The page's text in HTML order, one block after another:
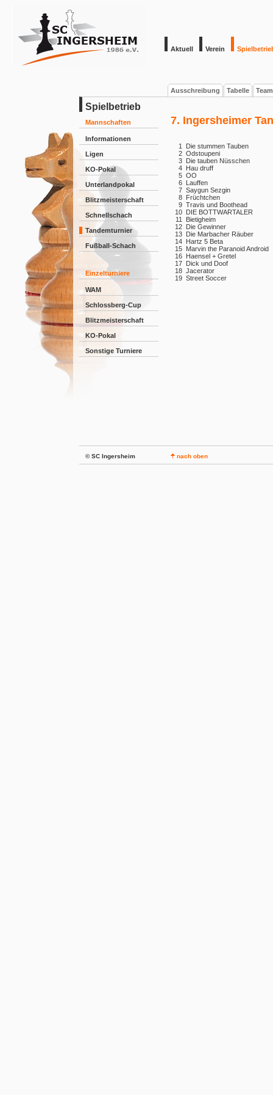
Aktuell Verein
Ausschreibung Tabelle
Spielbetrieb
Mannschaften
Informationen
Ligen
KO-Pokal
Unterlandpokal
Blitzmeisterschaft
Schnellschach
Tandemturnier
Fußball-Schach
Einzelturniere
WAM
Schlossberg-Cup
Blitzmeisterschaft
KO-Pokal
Sonstige Turniere
7. Ingersheimer
1
Die stummen Tauben
2 Odstoupeni
3 Die tauben Nüsschen
4 Hau druff
5 OO
6 Lauffen
7 Saygun Sezgin
8 Früchtchen
9 Travis und Boothead
10 DIE BOTTWARTALER
11
Bietigheim
12 Die Gewinner
13 Die Marbacher Räuber
14 Hartz 5 Beta
15 Marvin the Paranoid Android
16 Haensel + Gretel
17 Dick und Doof
18 Jacerator
19 Street Soccer
© SC Ingersheim nach oben